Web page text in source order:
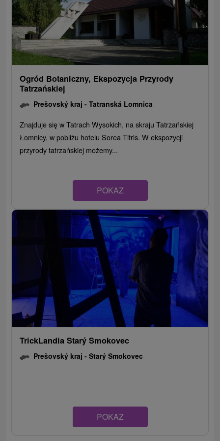
Ogród Botaniczny, Ekspozycja Przyrody
Tatrzańskiej
Prešovský kraj -Tatranská Lomnica
Znajduje się w Tatrach Wysokich, na skraju Tatrzańskiej
Łomnicy, w pobliżu hotelu Sorea Titris. W ekspozycji
przyrody tatrzańskiej możemy...
POKAZ
TrickLandia Starý Smokovec
Prešovský kraj -Starý Smokovec
POKAZ